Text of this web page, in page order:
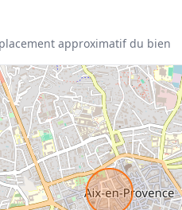
approximatif du bien